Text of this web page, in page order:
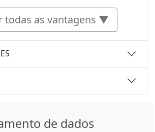
todas as vantagens ▼
de dados